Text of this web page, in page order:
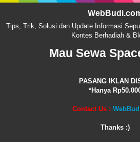
Tips, Trik, Solusi dan Update Informasi
Kontes Berhadiah &
Mau Sewa
PASANG IKLAN
*Hanya
Contact Us :
Thanks :)